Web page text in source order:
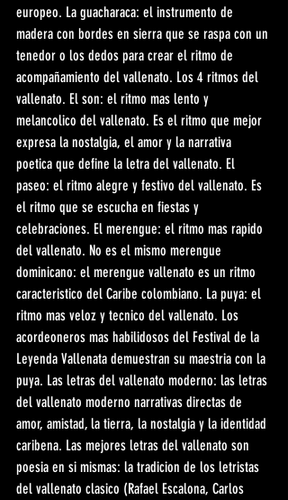
europeo. La guacharaca: el instrumento de
madera con bordes en sierra que se raspa con un
tenedor o los dedos para crear el ritmo de
acompañamiento del vallenato. Los 4 ritmos del
vallenato. El son: el ritmo mas lento y
melancolico del vallenato. Es el ritmo que mejor
expresa la nostalgia, el amor y la narrativa
poetica que define la letra del vallenato. El
paseo: el ritmo alegre y festivo del vallenato. Es
el ritmo que se escucha en fiestas y
celebraciones. El merengue: el ritmo mas rapido
del vallenato. No es el mismo merengue
dominicano: el merengue vallenato es un ritmo
caracteristico del Caribe colombiano. La puya: el
ritmo mas veloz y tecnico del vallenato. Los
acordeoneros mas habilidosos del Festival de la
Leyenda Vallenata demuestran su maestria con la
puya. Las letras del vallenato moderno: las letras
del vallenato moderno narrativas directas de
amor, amistad, la tierra, la nostalgia y la identidad
caribena. Las mejores letras del vallenato son
poesia en si mismas: la tradicion de los letristas
del vallenato clasico (Rafael Escalona, Carlos